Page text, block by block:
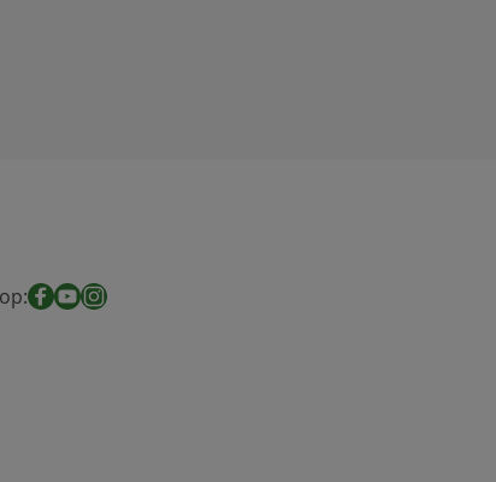
Facebook
YouTube
Instagram